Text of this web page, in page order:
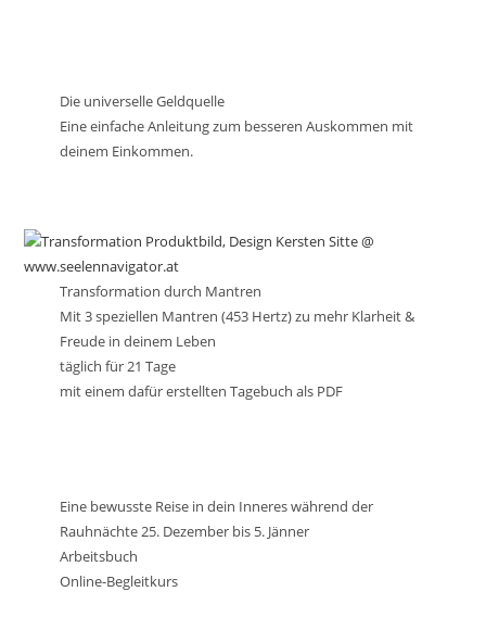
Die universelle Geldquelle
Eine einfache Anleitung zum besseren Auskommen mit
deinem Einkommen.
Transformation durch Mantren
Mit 3 speziellen Mantren (453 Hertz) zu mehr Klarheit &
Freude in deinem Leben
täglich für 21 Tage
mit einem dafür erstellten Tagebuch als PDF
Eine bewusste Reise in dein Inneres während der
Rauhnächte 25. Dezember bis 5. Jänner
Arbeitsbuch
Online-Begleitkurs